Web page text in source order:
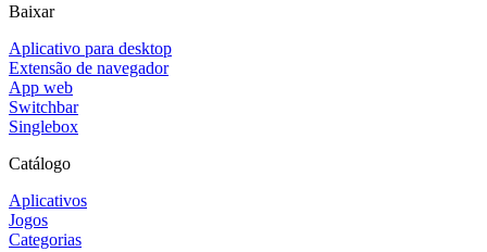
Baixar
Aplicativo para desktop
Extensão de navegador
App web
Switchbar
Singlebox
Catálogo
Aplicativos
Jogos
Categorias